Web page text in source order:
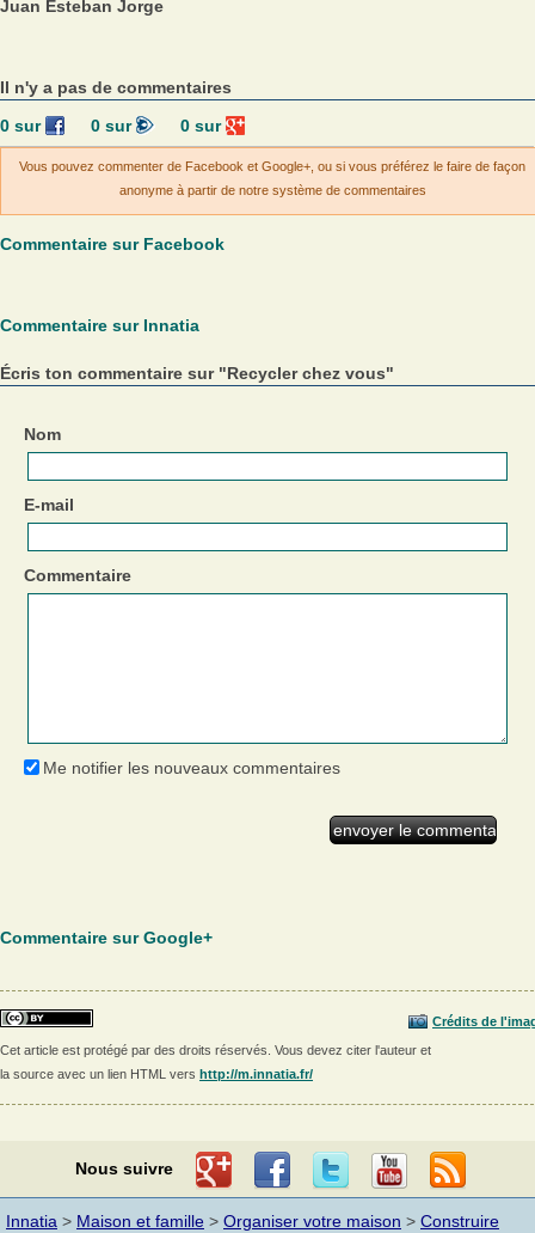
Juan Esteban Jorge
Il n'y a pas de commentaires
0sur 0sur 0 sur
Vous pouvez commenter de Facebook et Google+, ou si vous préférez le faire de façon
anonyme à partir de notre système de commentaires
Commentaire sur Facebook
Commentaire sur Innatia
Écris ton commentaire sur "Recycler chez vous"
Nom
E-mail
Commentaire
Me notifier les nouveaux commentaires
Commentaire sur Google+
Crédits de
Cet article est protégé par des droits réservés. Vous devez citer l'auteur et
la source avec un lien HTML vers http://m.innatia.fr/
Nous suivre
Innatia > Maison et famille > Organiser votre maison > Construire